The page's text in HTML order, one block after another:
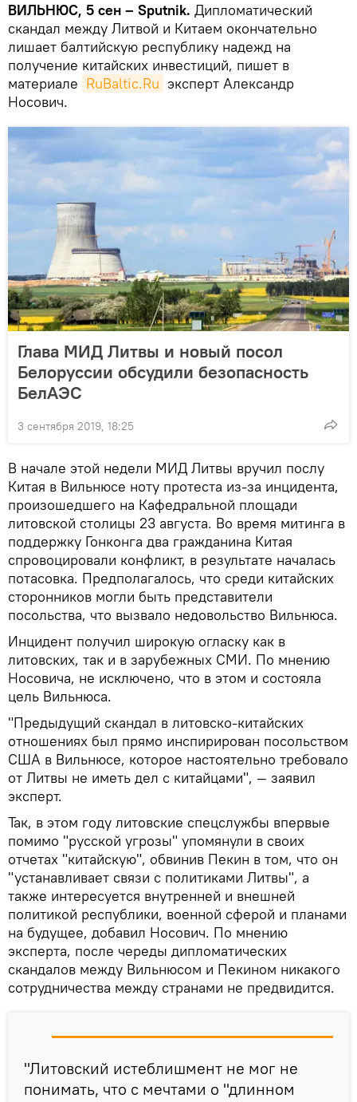
ВИЛЬНЮС, 5 сен – Sputnik. Дипломатический
скандал между Литвой и Китаем окончательно
лишает балтийскую республику надежд на
получение китайских инвестиций, пишет в
материале RuBaltic.Ru эксперт Александр
Носович.
Глава МИД Литвы и новый посол
Белоруссии обсудили безопасность
БелАЭС
3 сентября 2019, 18:25
В начале этой недели МИД Литвы вручил послу
Китая в Вильнюсе ноту протеста из-за инцидента,
произошедшего на Кафедральной площади
литовской столицы 23 августа. Во время митинга в
поддержку Гонконга два гражданина Китая
спровоцировали конфликт, в результате началась
потасовка. Предполагалось, что среди китайских
сторонников могли быть представители
посольства, что вызвало недовольство Вильнюса.
Инцидент получил широкую огласку как в
литовских, так и в зарубежных СМИ. По мнению
Носовича, не исключено, что в этом и состояла
цель Вильнюса.
"Предыдущий скандал в литовско-китайских
отношениях был прямо инспирирован посольством
США в Вильнюсе, которое настоятельно требовало
от Литвы не иметь дел с китайцами", — заявил
эксперт.
Так, в этом году литовские спецслужбы впервые
помимо "русской угрозы" упомянули в своих
отчетах "китайскую", обвинив Пекин в том, что он
"устанавливает связи с политиками Литвы", а
также интересуется внутренней и внешней
политикой республики, военной сферой и планами
на будущее, добавил Носович. По мнению
эксперта, после череды дипломатических
скандалов между Вильнюсом и Пекином никакого
сотрудничества между странами не предвидится.
"Литовский истеблишмент не мог не
понимать, что с мечтами о "длинном